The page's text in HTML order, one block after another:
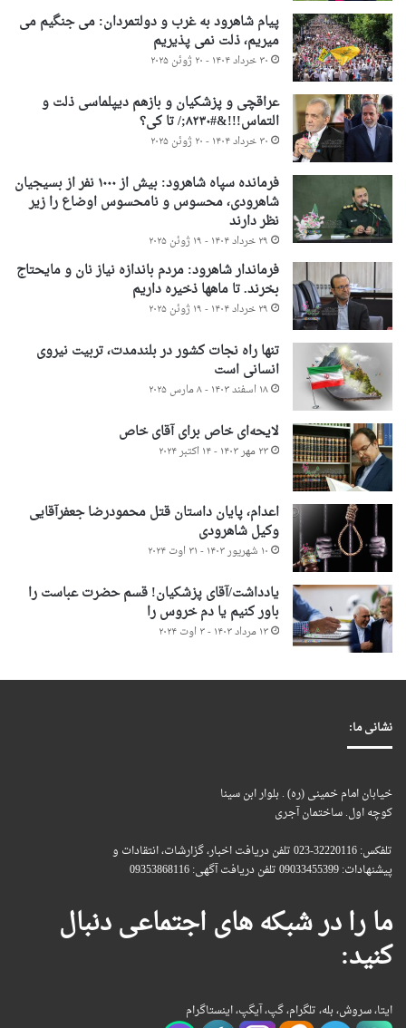
پیام شاهرود به غرب و دولتمردان: می جنگیم می
میریم، ذلت نمی پذیریم
۳۰ خرداد ۱۴۰۴ - ۲۰ ژوئن ۲۰۲۵
عراقچی و پزشکیان و بازهم دیپلماسی ذلت و
التماس!!!&#۸۲۳۰;/ تا کی؟
۳۰ خرداد ۱۴۰۴ - ۲۰ ژوئن ۲۰۲۵
فرمانده سپاه شاهرود: بیش از ۱۰۰۰ نفر از بسیجیان
شاهرودی، محسوس و نامحسوس اوضاع را زیر
نظر دارند
۲۹ خرداد ۱۴۰۴ - ۱۹ ژوئن ۲۰۲۵
فرماندار شاهرود: مردم باندازه نیاز نان و مایحتاج
بخرند. تا ماهها ذخیره داریم
۲۹ خرداد ۱۴۰۴ - ۱۹ ژوئن ۲۰۲۵
تنها راه نجات کشور در بلندمدت، تربیت نیروی
انسانی است
۱۸ اسفند ۱۴۰۳ - ۸ مارس ۲۰۲۵
لایحه‌ای خاص برای آقای خاص
۲۳ مهر ۱۴۰۳ - ۱۴ اکتبر ۲۰۲۴
اعدام، پایان داستان قتل محمودرضا جعفرآقایی
وکیل شاهرودی
۱۰ شهریور ۱۴۰۳ - ۳۱ اوت ۲۰۲۴
یادداشت/آقای پزشکیان! قسم حضرت عباست را
باور کنیم یا دم خروس را
۱۳ مرداد ۱۴۰۳ - ۳ اوت ۲۰۲۴
نشانی ما:
خیابان امام خمینی (ره) . بلوار ابن سینا
کوچه اول. ساختمان آجری
تلفکس: 32220116-023 تلفن دریافت اخبار، گزارشات، انتقادات و
پیشنهادات: 09033455399 تلفن دریافت آگهی: 09353868116
ما را در شبکه های اجتماعی دنبال
کنید:
ایتا، سروش، بله، تلگرام، گپ، آیگپ، اینستاگرام